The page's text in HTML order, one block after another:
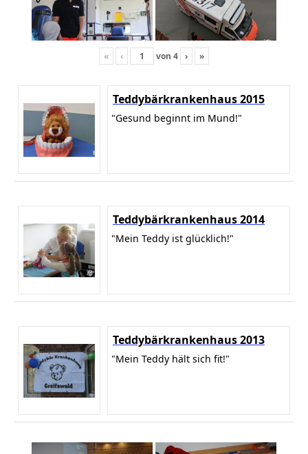
« ‹ von 4 › »
Teddybärkrankenhaus 2015
"Gesund beginnt im Mund!"
Teddybärkrankenhaus 2014
"Mein Teddy ist glücklich!"
Teddybärkrankenhaus 2013
"Mein Teddy hält sich fit!"